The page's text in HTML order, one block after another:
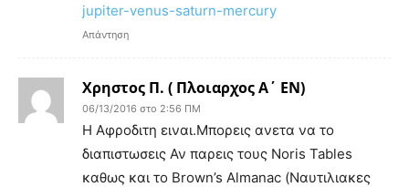
jupiter-venus-saturn-mercury
Απάντηση
Χρηστος Π. ( Πλοιαρχος Α΄ ΕΝ)
06/13/2016 στο 2:56 ΠΜ
H Αφροδιτη ειναι.Μπορεις ανετα να το
διαπιστωσεις Αν παρεις τους Noris Tables
καθως και το Brown’s Almanac (Ναυτιλιακες